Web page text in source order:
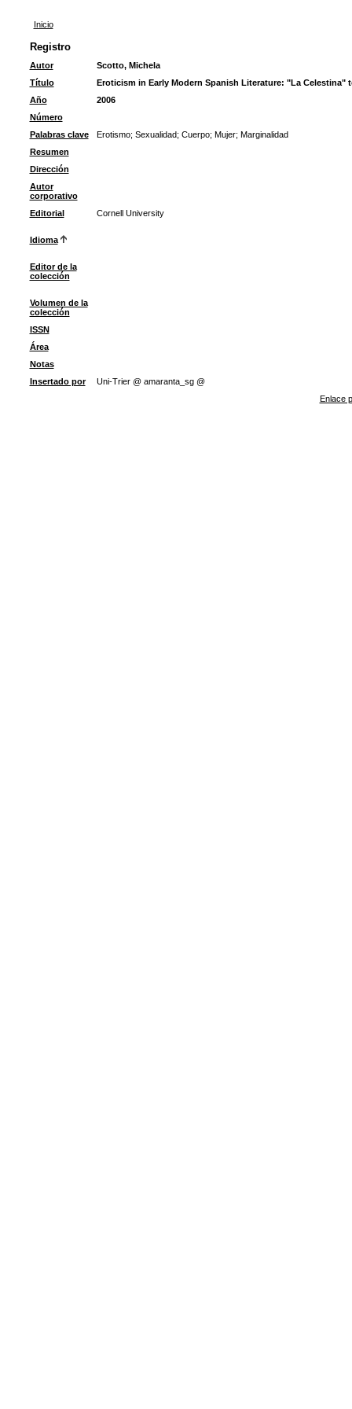
Inicio
Registro
Autor
Scotto, Michela
Título
Eroticism in Early Modern Spanish Literature: "La Celestina"
Año
2006
Número
Palabras clave
Erotismo; Sexualidad; Cuerpo; Mujer; Marginalidad
Resumen
Dirección
Autor
corporativo
Editorial
Cornell University
Idioma
Editor de la
colección
Volumen de la
colección
ISSN
Área
Notas
Insertado por
Uni-Trier @ amaranta_sg @
Enlace